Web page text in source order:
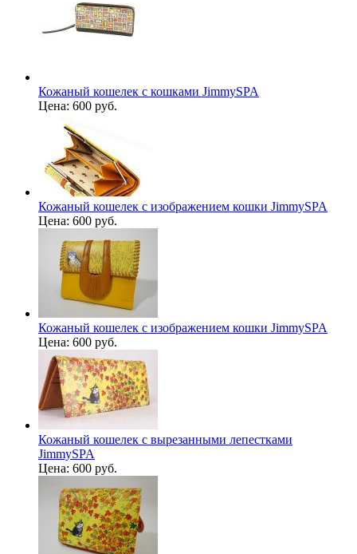
Кожаный кошелек с кошками JimmySPA
Цена: 600 руб.
Кожаный кошелек с изображением кошки JimmySPA
Цена: 600 руб.
Кожаный кошелек с изображением кошки JimmySPA
Цена: 600 руб.
Кожаный кошелек с вырезанными лепестками
JimmySPA
Цена: 600 руб.